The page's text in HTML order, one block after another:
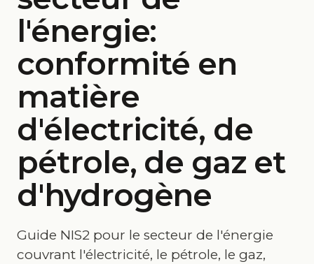
l'énergie:
conformité en
matière
d'électricité, de
pétrole, de gaz et
d'hydrogène
Guide NIS2 pour le secteur de l'énergie
couvrant l'électricité, le pétrole, le gaz,